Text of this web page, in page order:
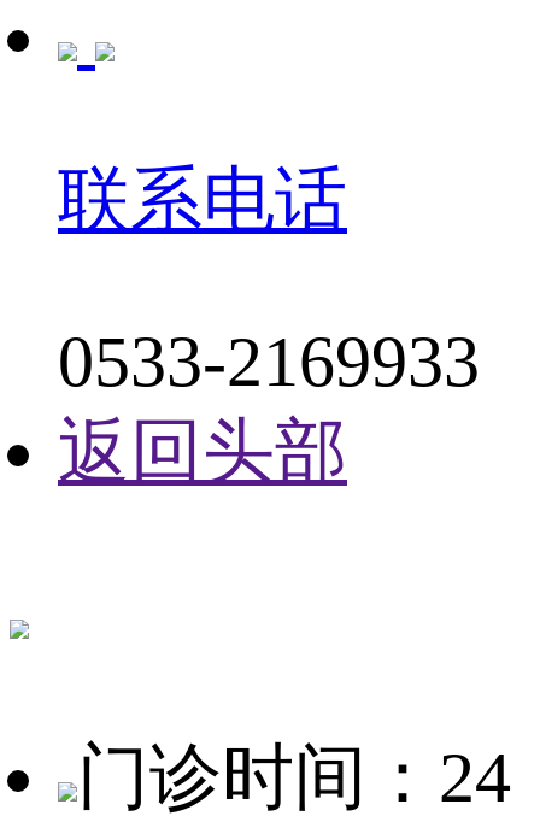
联系电话
0533-2169933
返回头部
门诊时间：24